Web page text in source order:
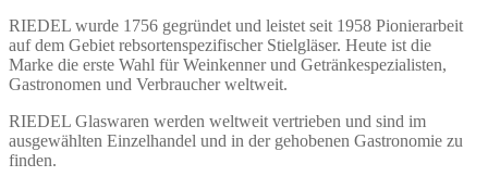
RIEDEL wurde 1756 gegründet und leistet seit 1958 Pionierarbeit
auf dem Gebiet rebsortenspezifischer Stielgläser. Heute ist die
Marke die erste Wahl für Weinkenner und Getränkespezialisten,
Gastronomen und Verbraucher weltweit.
RIEDEL Glaswaren werden weltweit vertrieben und sind im
ausgewählten Einzelhandel und in der gehobenen Gastronomie zu
finden.